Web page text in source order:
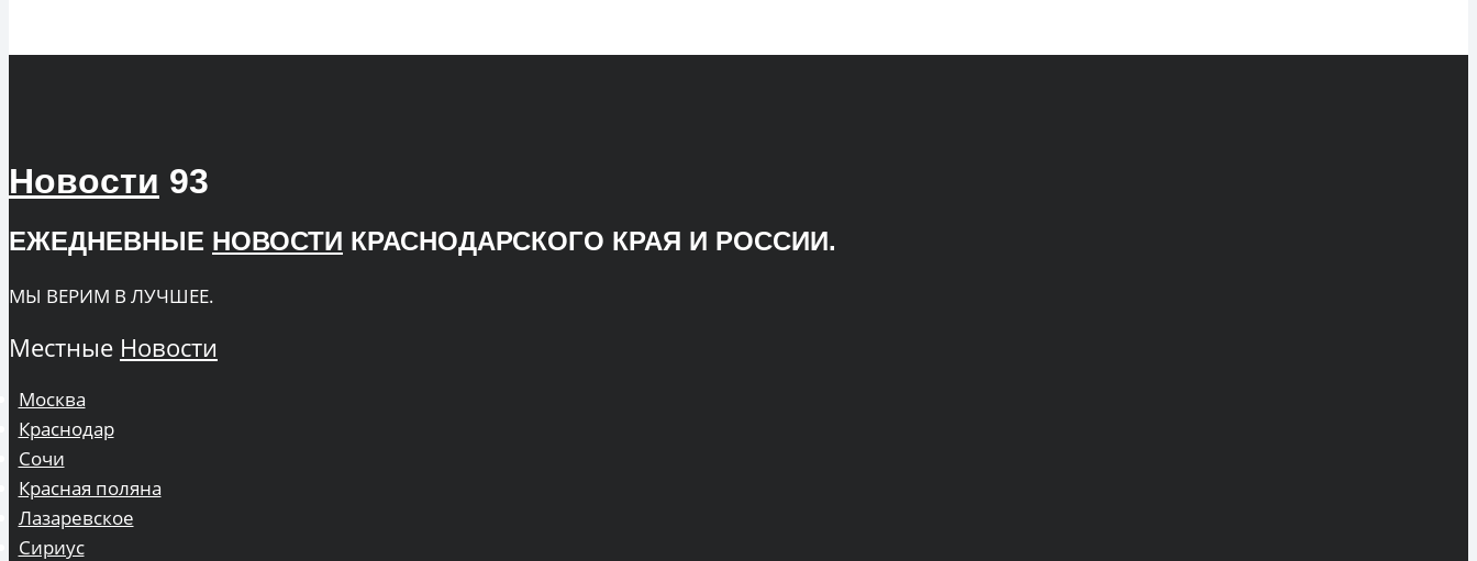
Новости 93
ЕЖЕДНЕВНЫЕ НОВОСТИ КРАСНОДАРСКОГО КРАЯ И РОССИИ.
МЫ ВЕРИМ В ЛУЧШЕЕ.
Местные Новости
Москва
Краснодар
Сочи
Красная поляна
Лазаревское
Сириус